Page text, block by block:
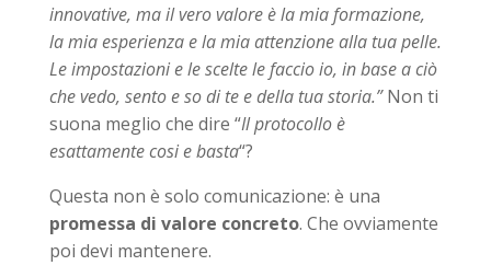
innovative, ma il vero valore è la mia formazione,
la mia esperienza e la mia attenzione alla tua pelle.
Le impostazioni e le scelte le faccio io, in base a ciò
che vedo, sento e so di te e della tua storia.”Non ti
suona meglio che dire “Il protocollo è
esattamente cosi e basta“?
Questa non è solo comunicazione: è una
promessa di valore concreto. Che ovviamente
poi devi mantenere.